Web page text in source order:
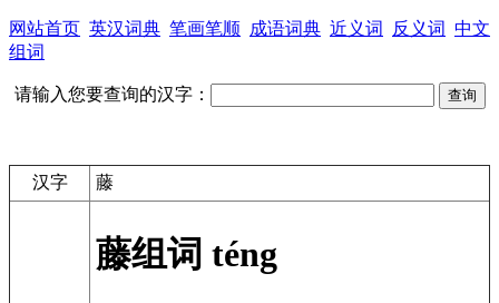
网站首页 英汉词典 笔画笔顺 成语词典 近义词 反义词 中文
组词
请输入您要查询的汉字：
汉字 藤
藤组词 téng